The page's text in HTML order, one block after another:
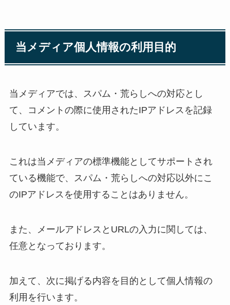
当メディア個人情報の利用目的
当メディアでは、スパム・荒らしへの対応とし
て、コメントの際に使用されたIPアドレスを記録
しています。
これは当メディアの標準機能としてサポートされ
ている機能で、スパム・荒らしへの対応以外にこ
のIPアドレスを使用することはありません。
また、メールアドレスとURLの入力に関しては、
任意となっております。
加えて、次に掲げる内容を目的として個人情報の
利用を行います。